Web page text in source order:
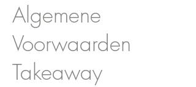
Algemene
Voorwaarden
Takeaway